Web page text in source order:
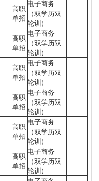
高职
单招
电子商务
（双学历双
轮训）
高职
单招
电子商务
（双学历双
轮训）
高职
单招
电子商务
（双学历双
轮训）
高职
单招
电子商务
（双学历双
轮训）
高职
单招
电子商务
（双学历双
轮训）
高职
单招
电子商务
（双学历双
轮训）